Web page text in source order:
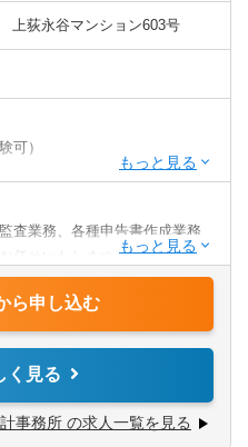
上荻永谷マンション603号
可）
査業務、各種申告書作成業務
任せいたします。
頼をいただくことが多く、経
相続・事業承継関連業務に携
行・弥生
ら申し込む
く見る
事務所 の求人一覧を見る
あり）